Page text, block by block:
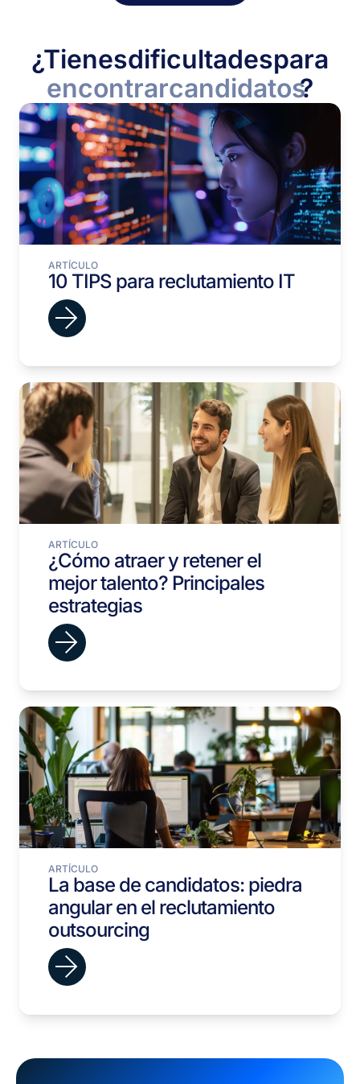
¿Tienesdificultadespara
encontrarcandidatos?
ARTÍCULO
10 TIPS para reclutamiento IT
ARTÍCULO
¿Cómo atraer y retener el
mejor talento? Principales
estrategias
ARTÍCULO
La base de candidatos: piedra
angular en el reclutamiento
outsourcing